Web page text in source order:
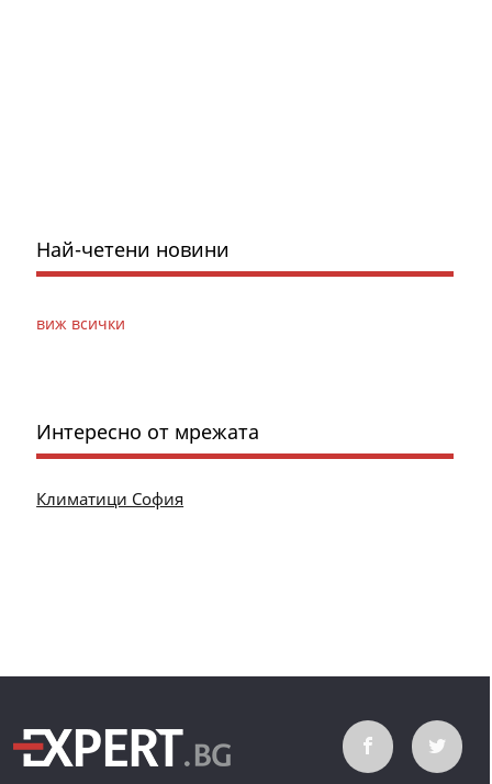
Най-четени новини
виж всички
Интересно от мрежата
Климатици София